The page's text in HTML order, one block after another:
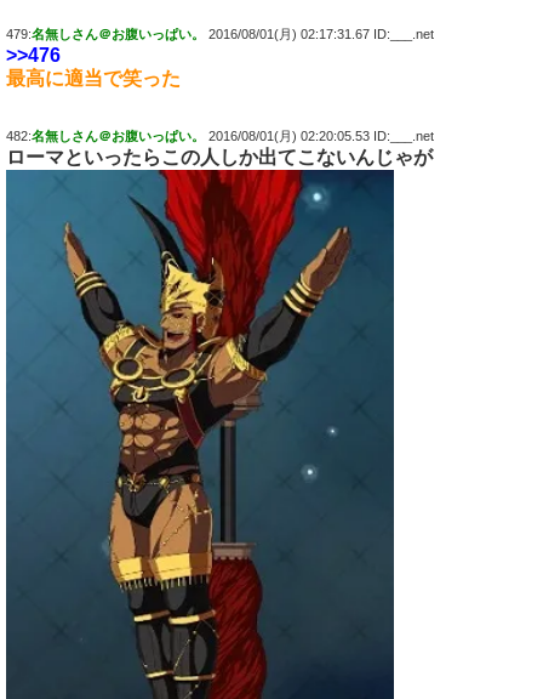
479:名無しさん＠お腹いっぱい。 2016/08/01(月) 02:17:31.67 ID:___.net
>>476
最高に適当で笑った
482:名無しさん＠お腹いっぱい。 2016/08/01(月) 02:20:05.53 ID:___.net
ローマといったらこの人しか出てこないんじゃが